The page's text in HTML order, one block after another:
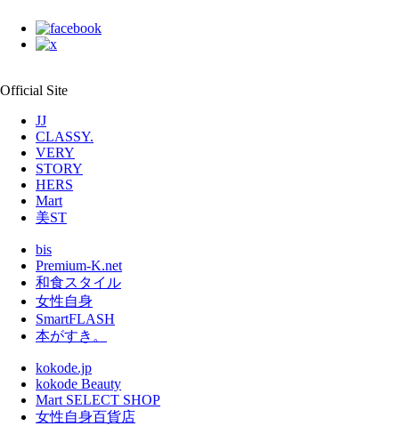
Official Site
JJ
CLASSY.
VERY
STORY
HERS
Mart
美ST
bis
Premium-K.net
和食スタイル
女性自身
SmartFLASH
本がすき。
kokode.jp
kokode Beauty
Mart SELECT SHOP
女性自身百貨店